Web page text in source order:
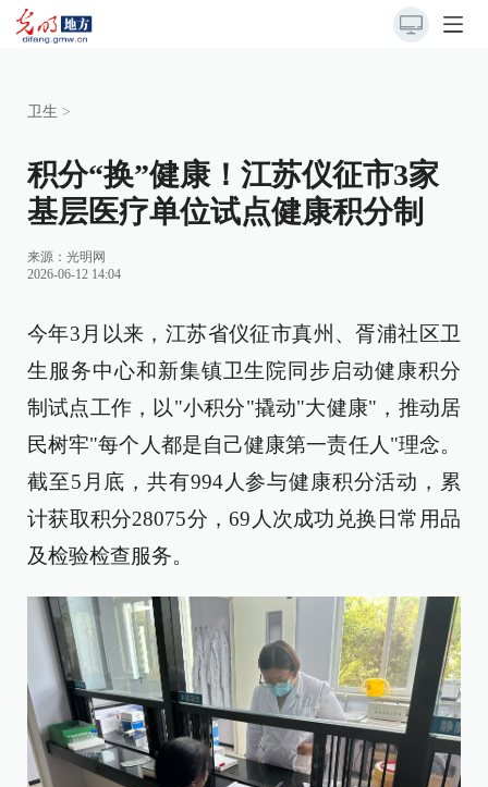
卫生 >
积分“换”健康！江苏仪征市3家
基层医疗单位试点健康积分制
来源： 光明网
2026-06-12 14:04
今年3月以来，江苏省仪征市真州、胥浦社区卫
生服务中心和新集镇卫生院同步启动健康积分
制试点工作，以"小积分"撬动"大健康"，推动居
民树牢"每个人都是自己健康第一责任人"理念。
截至5月底，共有994人参与健康积分活动，累
计获取积分28075分，69人次成功兑换日常用品
及检验检查服务。